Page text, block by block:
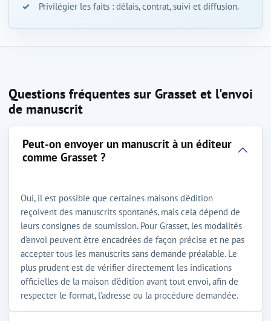
Privilégier les faits : délais, contrat, suivi et diffusion.
Questions fréquentes sur Grasset et l'envoi
de manuscrit
Peut-on envoyer un manuscrit à un éditeur
comme Grasset ?
Oui, il est possible que certaines maisons d'édition
reçoivent des manuscrits spontanés, mais cela dépend de
leurs consignes de soumission. Pour Grasset, les modalités
d'envoi peuvent être encadrées de façon précise et ne pas
accepter tous les manuscrits sans demande préalable. Le
plus prudent est de vérifier directement les indications
officielles de la maison d'édition avant tout envoi, afin de
respecter le format, l'adresse ou la procédure demandée.